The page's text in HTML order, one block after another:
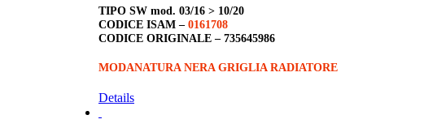
TIPO SW mod. 03/16 > 10/20
CODICE ISAM – 0161708
CODICE ORIGINALE – 735645986
MODANATURA NERA GRIGLIA RADIATORE
Details